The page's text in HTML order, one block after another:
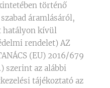
történő
áramlásáról,
hatályon kívül
rendelet) AZ
(EU) 2016/679
szerint az alábbi
tájékoztató az